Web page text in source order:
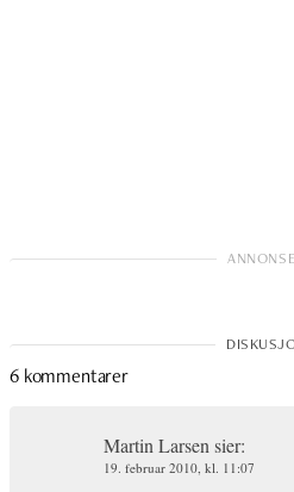
6 kommentarer
Martin Larsensier:
19. februar 2010, kl. 11:07